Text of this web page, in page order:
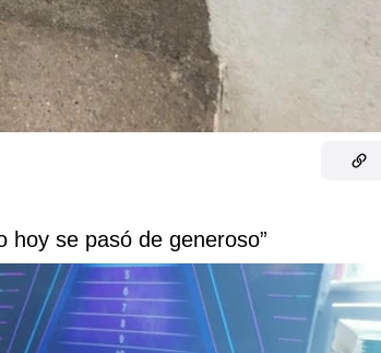
hoy se pasó de generoso”